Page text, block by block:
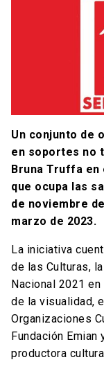
Un conjunto de
en soportes no
Bruna Truffa en
que ocupa las
de noviembre
marzo de 2023.
La iniciativa
de las Culturas,
Nacional 2021
de la visualidad,
Organizaciones
Fundación
productora